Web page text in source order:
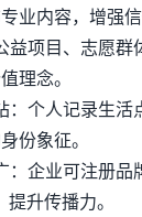
业内容，增强信
益项目、志愿群
理念。
：个人记录生活
份象征。
：企业可注册品
升传播力。